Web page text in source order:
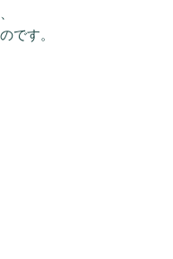
です。